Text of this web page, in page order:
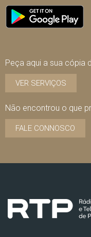
Peça aqui a sua cópia
VER SERVIÇOS
Não encontrou o que
FALE CONNOSCO